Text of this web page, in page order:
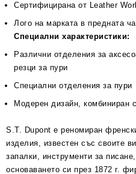
Сертифицирана от Leather
Лого на марката в предната
Специални характеристики:
Различни отделения за
резци за пури
Специални отделения за пури
Модерен дизайн, комбиниран
S.T. Dupont е реномиран
изделия, известен със своите
запалки, инструменти за
основаването си през 1872 г.